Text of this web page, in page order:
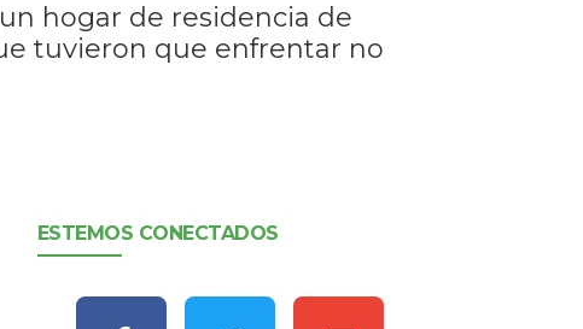
hogar de residencia de
tuvieron que enfrentar no
ESTEMOS CONECTADOS